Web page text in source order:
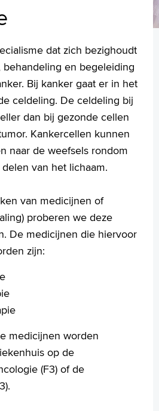
Wachttijden
en COVID-19
Folders
Homepage
informatie
en leren
MijnASz
Verwijzers
onderzoek
A
Language
dat zich bezighoudt
en begeleiding
Bij kanker gaat er in het
celdeling. De celdeling bij
dan bij gezonde cellen
Kankercellen kunnen
naar de weefsels rondom
van het lichaam.
van medicijnen of
proberen we deze
De medicijnen die hiervoor
zijn:
medicijnen worden
op de
(F3) of de